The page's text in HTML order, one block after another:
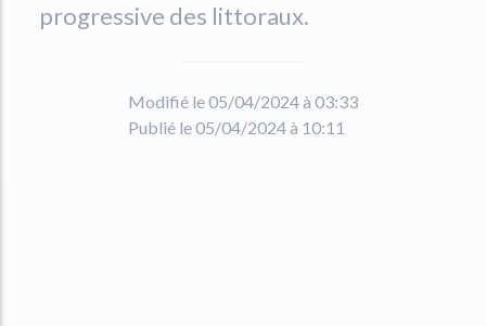
progressive des littoraux.
Modifié le 05/04/2024 à 03:33
Publié le 05/04/2024 à 10:11